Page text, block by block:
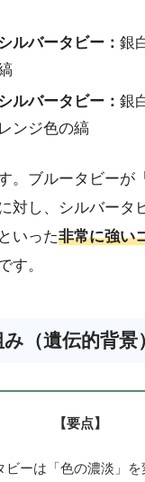
ルバータビー： 銀
ルバータビー： 銀
ンジ色の縞
。ブルータビーが
対し、シルバータ
いった非常に強い
す。
（遺伝的背景
【要点】
ビーは「色の濃淡」を